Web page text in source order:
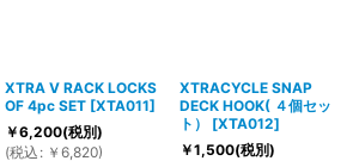
XTRA V RACK LOCKS
OF 4pc SET [XTA011]
￥6,200(税別)
(税込 : ￥ 6,820)
XTRACYCLE SNAP
DECK HOOK( ４個セッ
ト）
[XTA012]
￥1,500(税別)